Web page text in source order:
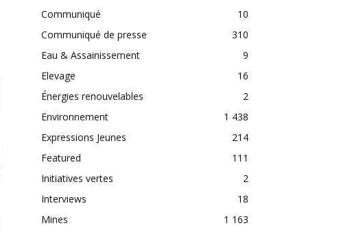
Communiqué
10
Communiqué de presse
310
Eau & Assainissement
9
Elevage
16
Énergies renouvelables
2
Environnement
1 438
Expressions Jeunes
214
Featured
111
Initiatives vertes
2
Interviews
18
Mines
1 163